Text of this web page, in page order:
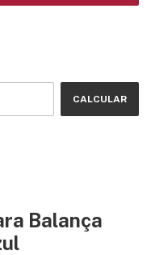
CALCULAR
Balança